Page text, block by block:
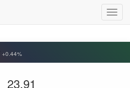
Toggle
+0.44%
23.91